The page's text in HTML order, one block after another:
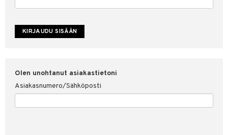
Olen unohtanut asiakastietoni
Asiakasnumero/Sähköposti
suojaus